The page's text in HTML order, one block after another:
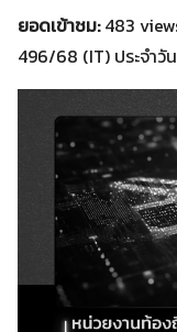
ยอดเข้าชม:483
496/68 (IT) ประจำ